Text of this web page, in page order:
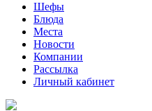
Шефы
Блюда
Места
Новости
Компании
Рассылка
Личный кабинет